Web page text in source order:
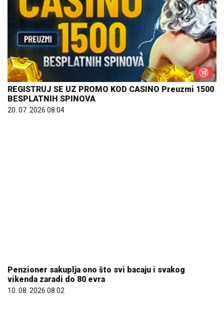
REGISTRUJ SE UZ PROMO KOD CASINO Preuzmi 1500
BESPLATNIH SPINOVA
20. 07. 2026 08:04
10. 08. 2026 08:02